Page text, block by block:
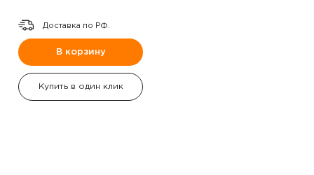
Доставка по РФ.
В корзину
Купить в один клик